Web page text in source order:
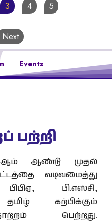
3 4 5
Next
Events
பற்றி
ஆம் ஆண்டு முதல்
வடிவமைத்து
பி.எஸ்சி.,
கற்பிக்கும்
பெற்றது.